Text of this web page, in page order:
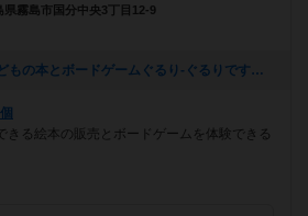
県霧島市国分中央3丁目12-9
[NEW] はじめまして！子どもの本とボードゲームぐるり-ぐるりです（2025年10月22日 23時46分）
きる絵本の販売とボードゲームを体験できる